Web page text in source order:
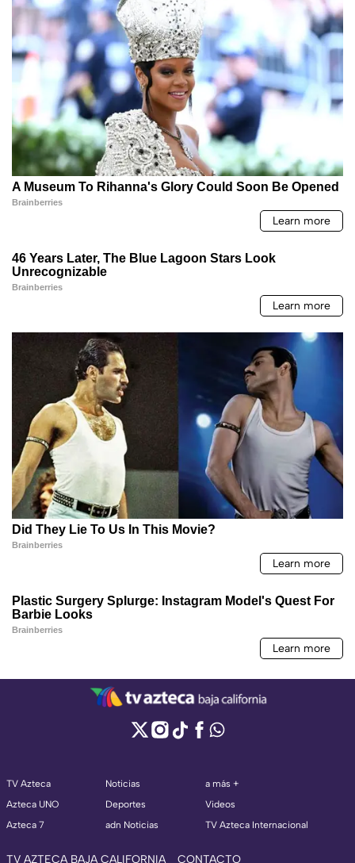
TV Azteca
Azteca UNO
Azteca 7
Noticias
Deportes
adn Noticias
a más +
Videos
TV Azteca Internacional
TV AZTECA BAJA CALIFORNIA CONTACTO